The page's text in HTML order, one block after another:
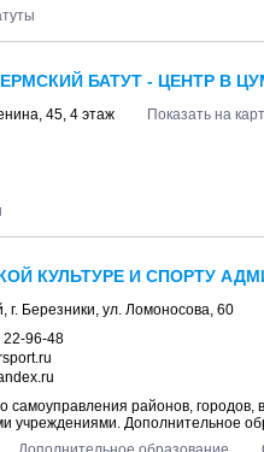
БАТУТ - ЦЕНТР В
45, 4 этаж
Показать на
КУЛЬТУРЕ И СПОРТУ
, г. Березники, ул. Ломоносова, 60
22-96-48
самоуправления районов,
учреждениями. Дополнительное